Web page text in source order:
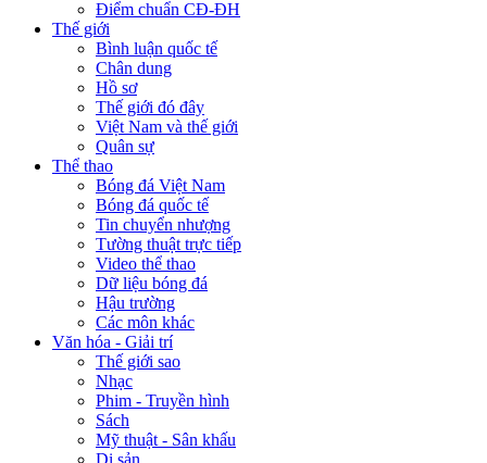
Điểm chuẩn CĐ-ĐH
Thế giới
Bình luận quốc tế
Chân dung
Hồ sơ
Thế giới đó đây
Việt Nam và thế giới
Quân sự
Thể thao
Bóng đá Việt Nam
Bóng đá quốc tế
Tin chuyển nhượng
Tường thuật trực tiếp
Video thể thao
Dữ liệu bóng đá
Hậu trường
Các môn khác
Văn hóa - Giải trí
Thế giới sao
Nhạc
Phim - Truyền hình
Sách
Mỹ thuật - Sân khấu
Di sản